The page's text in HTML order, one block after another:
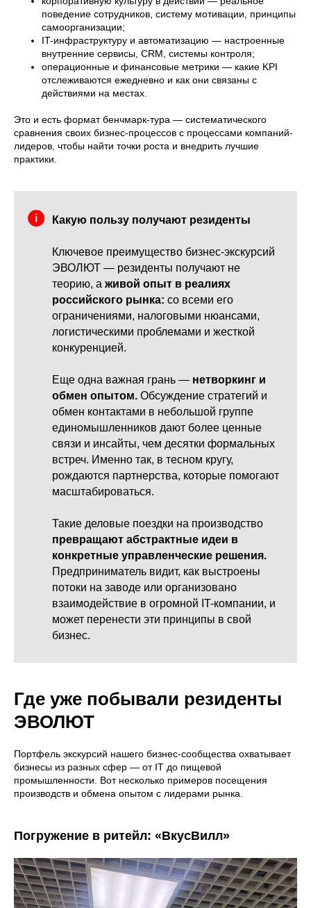
поведение сотрудников, систему мотивации, принципы
самоорганизации;
IT-инфраструктуру и автоматизацию — настроенные
внутренние сервисы, CRM, системы контроля;
операционные и финансовые метрики — какие KPI
отслеживаются ежедневно и как они связаны с
действиями на местах.
Это и есть формат бенчмарк-тура — систематического
сравнения своих бизнес-процессов с процессами компаний-
лидеров, чтобы найти точки роста и внедрить лучшие
практики.
Какую пользу получают резиденты
Ключевое преимущество бизнес-экскурсий
ЭВОЛЮТ — резиденты получают не
теорию, а живой опыт в реалиях
российского рынка: со всеми его
ограничениями, налоговыми нюансами,
логистическими проблемами и жесткой
конкуренцией.
Еще одна важная грань — нетворкинг и
обмен опытом. Обсуждение стратегий и
обмен контактами в небольшой группе
единомышленников дают более ценные
связи и инсайты, чем десятки формальных
встреч. Именно так, в тесном кругу,
рождаются партнерства, которые помогают
масштабироваться.
Такие деловые поездки на производство
превращают абстрактные идеи в
конкретные управленческие решения.
Предприниматель видит, как выстроены
потоки на заводе или организовано
взаимодействие в огромной IT-компании, и
может перенести эти принципы в свой
бизнес.
Где уже побывали резиденты
ЭВОЛЮТ
Портфель экскурсий нашего бизнес-сообщества охватывает
бизнесы из разных сфер — от IT до пищевой
промышленности. Вот несколько примеров посещения
производств и обмена опытом с лидерами рынка.
Погружение в ритейл: «ВкусВилл»